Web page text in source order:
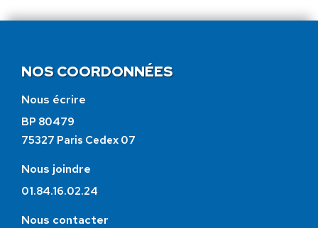
NOS COORDONNÉES
Nous écrire
BP 80479
75327 Paris Cedex 07
Nous joindre
01.84.16.02.24
Nous contacter